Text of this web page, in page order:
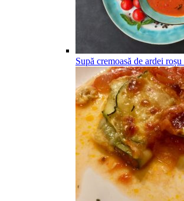
Supă cremoasă de ardei roșu